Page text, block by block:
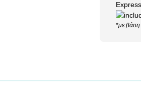
*με βάση